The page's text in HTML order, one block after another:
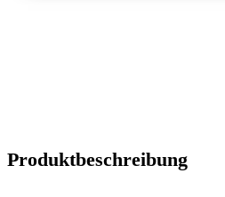
Produktbeschreibung